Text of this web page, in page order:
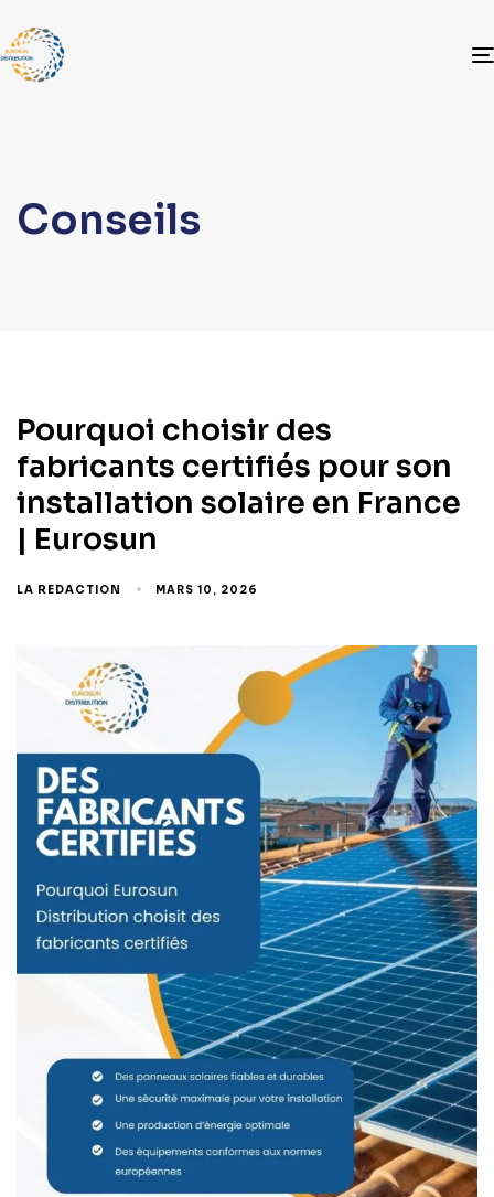
Conseils
Pourquoi choisir des
fabricants certifiés pour son
installation solaire en France
| Eurosun
LA REDACTION MARS 10, 2026